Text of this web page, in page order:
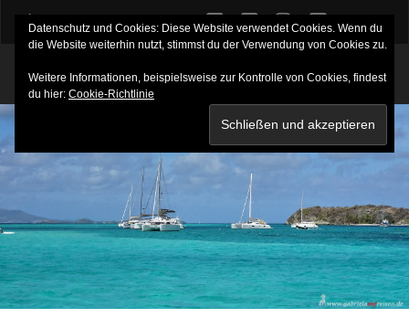
twitterfacebookinstagram
youtube
Datenschutz und Cookies: Diese Website verwendet Cookies. Wenn du
die Website weiterhin nutzt, stimmst du der Verwendung von Cookies zu.
Weitere Informationen, beispielsweise zur Kontrolle von Cookies, findest
du hier: Cookie-Richtlinie